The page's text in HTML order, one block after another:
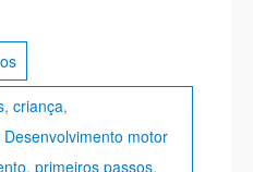
,criança,
Desenvolvimento motor
,primeiros passos,